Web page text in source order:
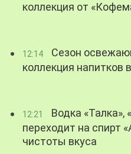
коллекция от
12:14
Сезон
коллекция напитков
12:21
Водка «Талка»,
переходит на спирт
чистоты вкуса